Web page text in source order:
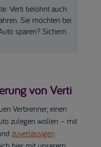
Verti belohnt auch
Sie möchten bei
sparen? Sichern
von Verti
Verbrenner, einen
zulegen wollen – mit
zuverlässigen